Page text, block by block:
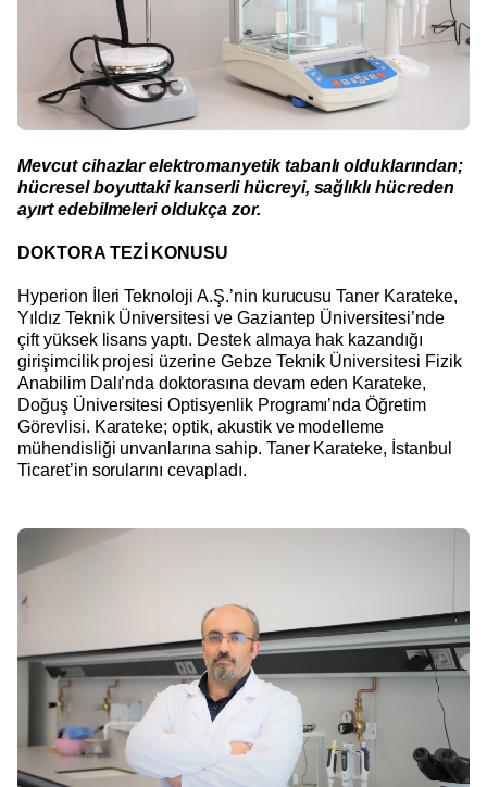
Mevcut cihazlar elektromanyetik tabanlı olduklarından;
hücresel boyuttaki kanserli hücreyi, sağlıklı hücreden
ayırt edebilmeleri oldukça zor.
DOKTORA TEZİ KONUSU
Hyperion İleri Teknoloji A.Ş.’nin kurucusu Taner Karateke,
Yıldız Teknik Üniversitesi ve Gaziantep Üniversitesi’nde
çift yüksek lisans yaptı. Destek almaya hak kazandığı
girişimcilik projesi üzerine Gebze Teknik Üniversitesi Fizik
Anabilim Dalı’nda doktorasına devam eden Karateke,
Doğuş Üniversitesi Optisyenlik Programı’nda Öğretim
Görevlisi. Karateke; optik, akustik ve modelleme
mühendisliği unvanlarına sahip. Taner Karateke, İstanbul
Ticaret’in sorularını cevapladı.